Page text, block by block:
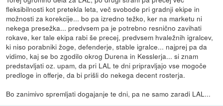
fleksibilnosti kot pretekla leta, več svobode pri gradnji ekipe in
možnosti za korekcije... bo pa izredno težko, ker na marketu ni
nekega presežka... predvsem pa je potrebno resnično zavihati
rokave, ker tale ekipa rabi še precej, predvsem hvaležnih igralcev,
ki niso porabniki žoge, defenderje, stable igralce... najprej pa da
vidimo, kaj se bo zgodilo okrog Durena in Kesslerja... si znam
predstavljati oz. upam, da pri LAL te dni pripravljajo vse mogoče
predloge in offerje, da bi prišli do nekega decent rosterja.
Bo zanimivo spremljati dogajanje te dni, pa ne samo zaradi LAL...